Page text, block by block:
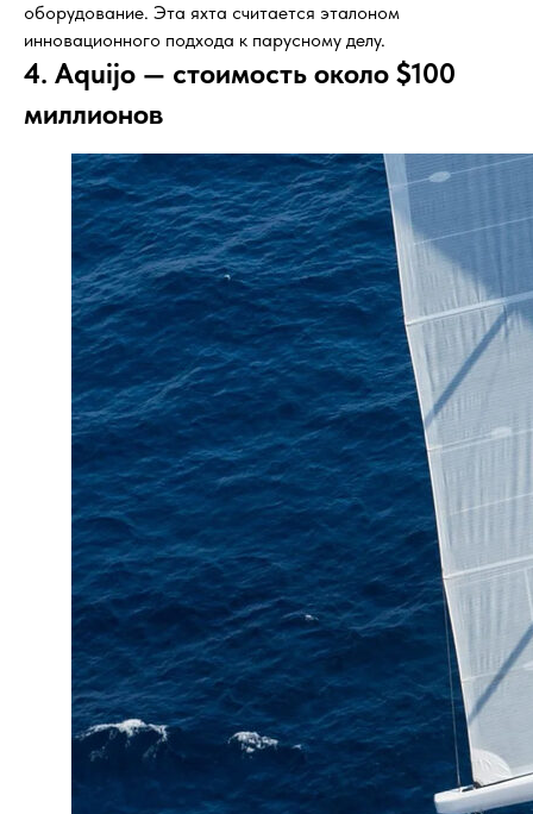
оборудование. Эта яхта считается эталоном
инновационного подхода к парусному делу.
4. Aquijo — стоимость около $100
миллионов